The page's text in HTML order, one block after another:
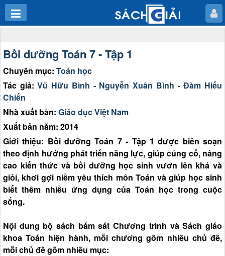
Bồi dưỡng Toán 7 - Tập 1
Chuyên mục: Toán học
Tác giả:Vũ Hữu Bình - Nguyễn Xuân Bình - Đàm Hiếu
Chiến
Nhà xuất bản: Giáo dục Việt Nam
Xuất bản năm: 2014
Giới thiệu: Bồi dưỡng Toán 7 - Tập 1 được biên soạn
theo định hướng phát triển năng lực, giúp củng cố, nâng
cao kiến thức và bồi dưỡng học sinh vươn lên khá và
giỏi, khơi gợi niềm yêu thích môn Toán và giúp học sinh
biết thêm nhiều ứng dụng của Toán học trong cuộc
sống.
Nội dung bộ sách bám sát Chương trình và Sách giáo
khoa Toán hiện hành, mỗi chương gồm nhiều chủ đề,
mỗi chủ đề gồm nhiều mục: